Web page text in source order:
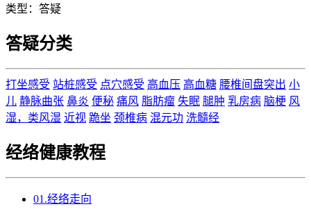
类型： 答疑
答疑分类
打坐感受 站桩感受 点穴感受 高血压 高血糖 腰椎间盘突出 小
儿 静脉曲张 鼻炎 便秘 痛风 脂肪瘤 失眠 腿肿 乳房病 脑梗 风
湿，类风湿 近视 跪坐 颈椎病 混元功 洗髓经
经络健康教程
01.经络走向